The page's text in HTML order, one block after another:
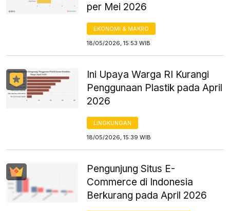
per Mei 2026
EKONOMI & MAKRO
18/05/2026, 15:53 WIB
Ini Upaya Warga RI Kurangi
Penggunaan Plastik pada April
2026
LINGKUNGAN
18/05/2026, 15:39 WIB
Pengunjung Situs E-
Commerce di Indonesia
Berkurang pada April 2026